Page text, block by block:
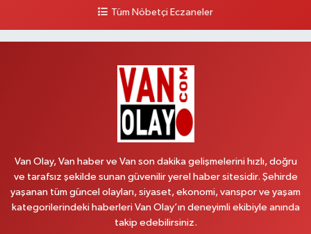
Yol Tarifi Al
Vanyolu Caddesi Yeni Diş Hastanesi Yanı NO:102F
Yol Tarifi Al
CUMHURİYET MAH.KONAK SK.NO:6
0 (530) 442 24 65 Yol Tarifi Al
Yiğit Eczanesi
Tüm Nöbetçi Eczaneler
Van Olay, Van haber ve Van son dakika gelişmelerini hızlı, doğru
ve tarafsız şekilde sunan güvenilir yerel haber sitesidir. Şehirde
yaşanan tüm güncel olayları, siyaset, ekonomi, vanspor ve yaşam
kategorilerindeki haberleri Van Olay’ın deneyimli ekibiyle anında
takip edebilirsiniz.